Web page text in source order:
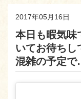
2017年05月16日
本日も暇気
いてお待ちし
混雑の予定